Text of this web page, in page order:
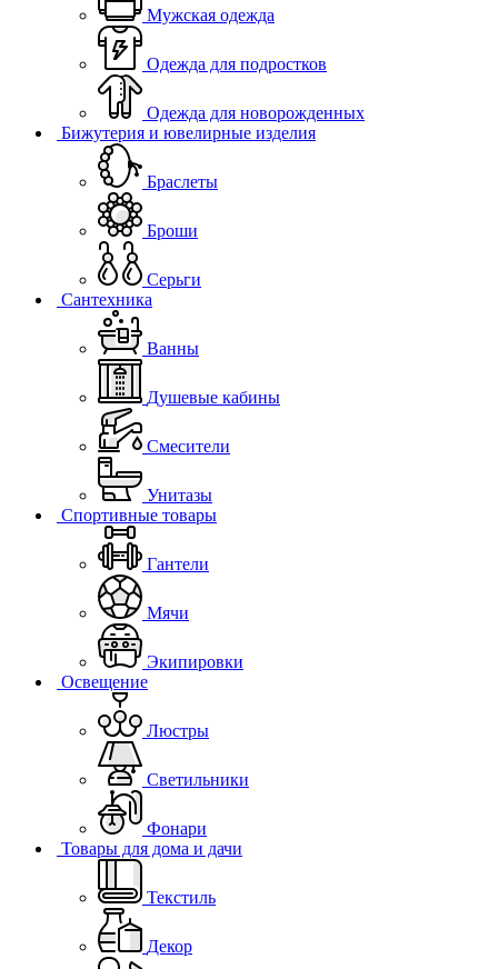
Мужская одежда
Одежда для подростков
Одежда для новорожденных
Бижутерия и ювелирные изделия
Браслеты
Броши
Серьги
Сантехника
Ванны
Душевые кабины
Смесители
Унитазы
Спортивные товары
Гантели
Мячи
Экипировки
Освещение
Люстры
Светильники
Фонари
Товары для дома и дачи
Текстиль
Декор